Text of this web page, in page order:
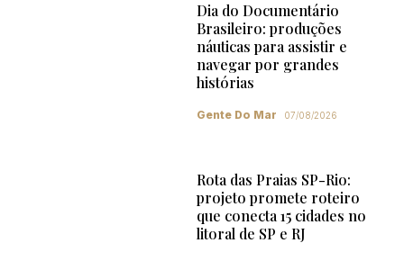
Dia do Documentário
Brasileiro: produções
náuticas para assistir e
navegar por grandes
histórias
Gente Do Mar 07/08/2026
Rota das Praias SP-Rio:
projeto promete roteiro
que conecta 15 cidades no
litoral de SP e RJ